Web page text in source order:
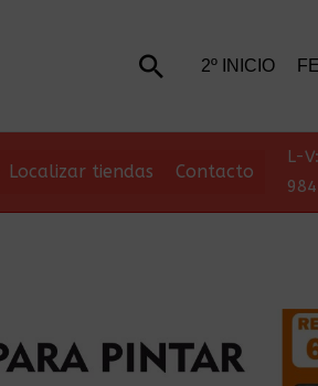
Buscar2º INICIO
Localizar tiendas Contacto
L-